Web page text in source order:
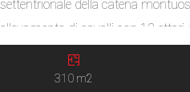
settentrionale della catena
allevamento di cavalli con 12
(Rovere) è gestito in azienda dal
polli e colture proprie. L’antica casa
310 m2